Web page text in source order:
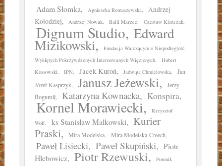
Adam Słomka Agnieszka Romaszewska
Andrzej
Kołodziej
Andrzej Nowak Balli Marzec Czesław Kiszczak
Dignum Studio Edward
Mizikowski
Fundacja Walczącym o Niepodległość
Wyklętych Pokrzywdzonych Internowanych Więzionych
Hubert
Kossowski
IPN Jacek Kuroń Jadwiga Chmielowska
Jan
Józef Kasprzyk
Janusz Jeżewski
Jerzy
Bogumił
Katarzyna Kownacka Konspira
Kornel Morawiecki
Krzysztof
Wolf
ks Stanisław Małkowski
Kurier
Praski
Mira Modelska Mira Modelska-Creech
Paweł Lisiecki Paweł Skupiński
Piotr
Hlebowicz
Piotr Rzewuski
Pomnik